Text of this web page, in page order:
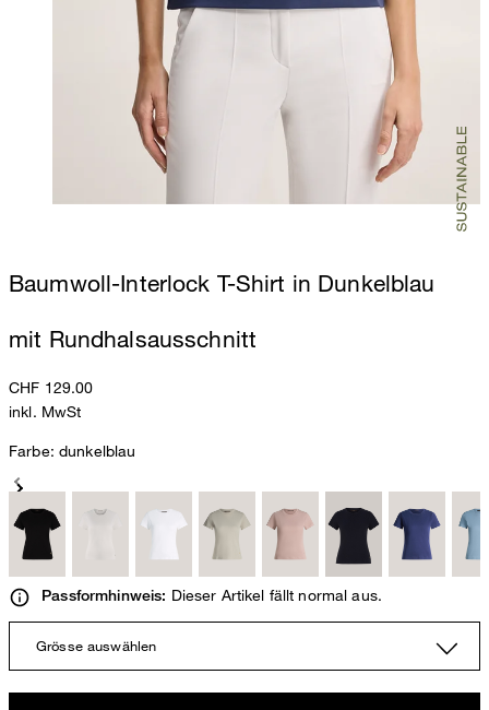
Baumwoll-Interlock T-Shirt in Dunkelblau
mit Rundhalsausschnitt
CHF 129.00
inkl. MwSt
Farbe: dunkelblau
Passformhinweis: Dieser Artikel fällt normal aus.
Grösse auswählen